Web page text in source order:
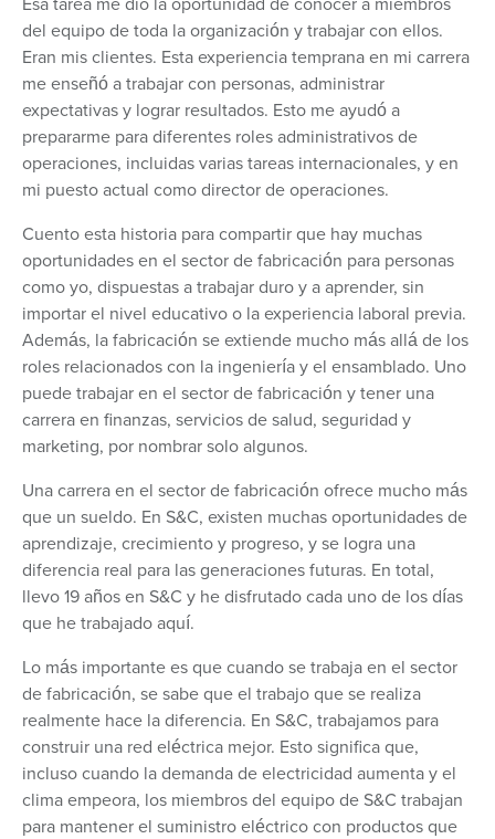
del equipo de toda la organización y trabajar con ellos.
Eran mis clientes. Esta experiencia temprana en mi carrera
me enseñó a trabajar con personas, administrar
expectativas y lograr resultados. Esto me ayudó a
prepararme para diferentes roles administrativos de
operaciones, incluidas varias tareas internacionales, y en
mi puesto actual como director de operaciones.
Cuento esta historia para compartir que hay muchas
oportunidades en el sector de fabricación para personas
como yo, dispuestas a trabajar duro y a aprender, sin
importar el nivel educativo o la experiencia laboral previa.
Además, la fabricación se extiende mucho más allá de los
roles relacionados con la ingeniería y el ensamblado. Uno
puede trabajar en el sector de fabricación y tener una
carrera en finanzas, servicios de salud, seguridad y
marketing, por nombrar solo algunos.
Una carrera en el sector de fabricación ofrece mucho más
que un sueldo. En S&C, existen muchas oportunidades de
aprendizaje, crecimiento y progreso, y se logra una
diferencia real para las generaciones futuras. En total,
llevo 19 años en S&C y he disfrutado cada uno de los días
que he trabajado aquí.
Lo más importante es que cuando se trabaja en el sector
de fabricación, se sabe que el trabajo que se realiza
realmente hace la diferencia. En S&C, trabajamos para
construir una red eléctrica mejor. Esto significa que,
incluso cuando la demanda de electricidad aumenta y el
clima empeora, los miembros del equipo de S&C trabajan
para mantener el suministro eléctrico con productos que